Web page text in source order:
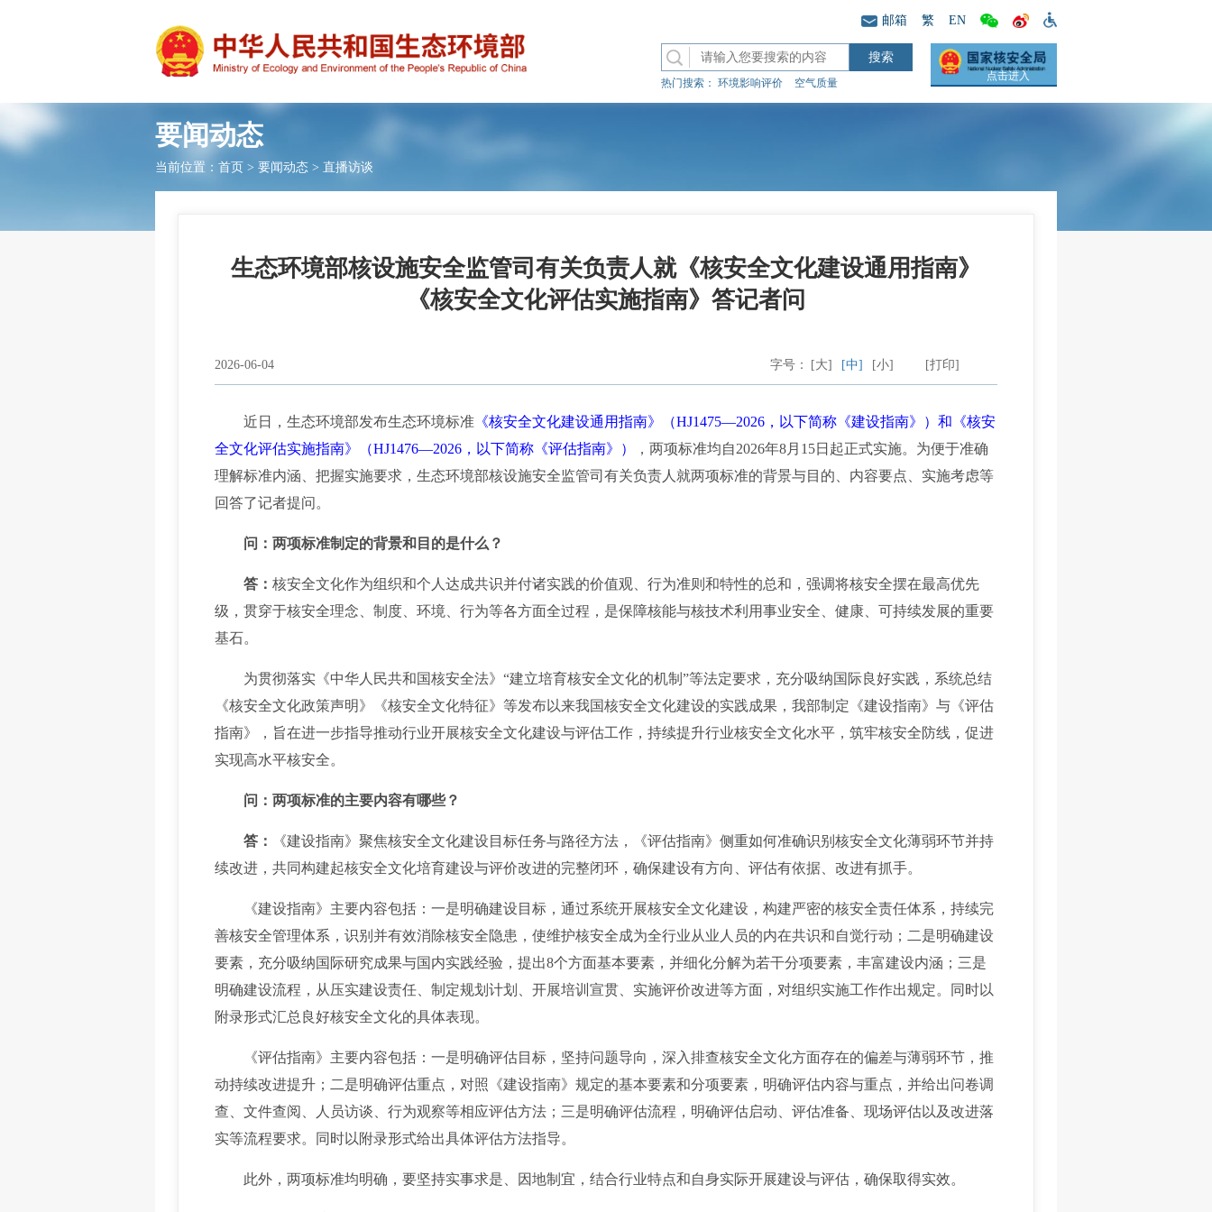
邮箱 繁 EN
热门搜索： 环境影响评价 空气质量
点击进入
要闻动态
当前位置： 首页 > 要闻动态 > 直播访谈
生态环境部核设施安全监管司有关负责人就《核安全文化建设通用指南》
《核安全文化评估实施指南》答记者问
2026-06-04 [打印]
字号： [大] [中] [小]
近日，生态环境部发布生态环境标准 《核安全文化建设通用指南》（HJ1475—2026，以下简称《建设指南》）和《核安
全文化评估实施指南》（HJ1476—2026，以下简称《评估指南》）
，两项标准均自2026年8月15日起正式实施。为便于准确
理解标准内涵、把握实施要求，生态环境部核设施安全监管司有关负责人就两项标准的背景与目的、内容要点、实施考虑等
回答了记者提问。
问：两项标准制定的背景和目的是什么？
答： 核安全文化作为组织和个人达成共识并付诸实践的价值观、行为准则和特性的总和，强调将核安全摆在最高优先
级，贯穿于核安全理念、制度、环境、行为等各方面全过程，是保障核能与核技术利用事业安全、健康、可持续发展的重要
基石。
为贯彻落实《中华人民共和国核安全法》“建立培育核安全文化的机制”等法定要求，充分吸纳国际良好实践，系统总结
《核安全文化政策声明》《核安全文化特征》等发布以来我国核安全文化建设的实践成果，我部制定《建设指南》与《评估
指南》，旨在进一步指导推动行业开展核安全文化建设与评估工作，持续提升行业核安全文化水平，筑牢核安全防线，促进
实现高水平核安全。
问：两项标准的主要内容有哪些？
答：
《建设指南》聚焦核安全文化建设目标任务与路径方法，《评估指南》侧重如何准确识别核安全文化薄弱环节并持
续改进，共同构建起核安全文化培育建设与评价改进的完整闭环，确保建设有方向、评估有依据、改进有抓手。
《建设指南》主要内容包括：一是明确建设目标，通过系统开展核安全文化建设，构建严密的核安全责任体系，持续完
善核安全管理体系，识别并有效消除核安全隐患，使维护核安全成为全行业从业人员的内在共识和自觉行动；二是明确建设
要素，充分吸纳国际研究成果与国内实践经验，提出8个方面基本要素，并细化分解为若干分项要素，丰富建设内涵；三是
明确建设流程，从压实建设责任、制定规划计划、开展培训宣贯、实施评价改进等方面，对组织实施工作作出规定。同时以
附录形式汇总良好核安全文化的具体表现。
《评估指南》主要内容包括：一是明确评估目标，坚持问题导向，深入排查核安全文化方面存在的偏差与薄弱环节，推
动持续改进提升；二是明确评估重点，对照《建设指南》规定的基本要素和分项要素，明确评估内容与重点，并给出问卷调
查、文件查阅、人员访谈、行为观察等相应评估方法；三是明确评估流程，明确评估启动、评估准备、现场评估以及改进落
实等流程要求。同时以附录形式给出具体评估方法指导。
此外，两项标准均明确，要坚持实事求是、因地制宜，结合行业特点和自身实际开展建设与评估，确保取得实效。